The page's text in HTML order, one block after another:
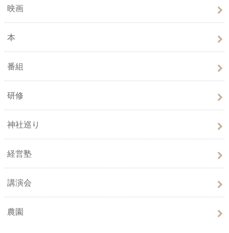
映画
本
番組
研修
神社巡り
経営塾
講演会
農園